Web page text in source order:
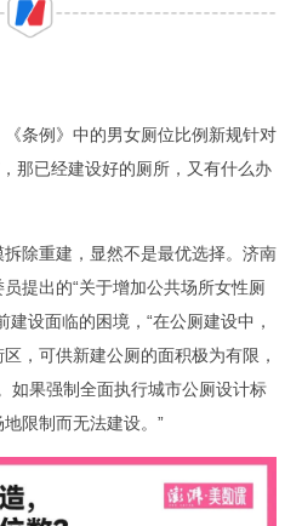
条例》中的男女厕位比例新规针对
那已经建设好的厕所，又有什么办
除重建，显然不是最优选择。济南
提出的“关于增加公共场所女性厕
设面临的困境，“在公厕建设中，
，可供新建公厕的面积极为有限，
如果强制全面执行城市公厕设计标
限制而无法建设。”